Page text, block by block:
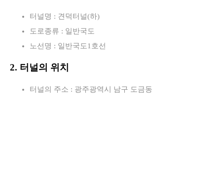
터널명 : 견덕터널(하)
도로종류 : 일반국도
노선명 : 일반국도1호선
2. 터널의 위치
터널의 주소 : 광주광역시 남구 도금동